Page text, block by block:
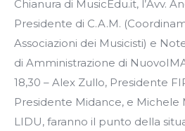
Chianura di MusicEdu.it, l’Avv.
Presidente di C.A.M.
Associazioni dei Musicisti) e
di Amministrazione di
18,30 – Alex Zullo, Presidente
Presidente Midance, e Michele
LIDU, faranno il punto della